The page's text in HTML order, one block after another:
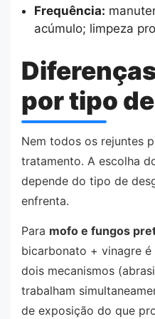
Frequência:
acúmulo; limpeza
por tipo
Nem todos os rejuntes
tratamento. A escolha
depende do tipo de
enfrenta.
Para mofo e fungos
bicarbonato + vinagre
dois mecanismos
trabalham
de exposição do que